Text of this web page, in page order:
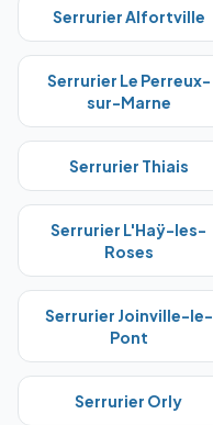
SerrurierAlfortville
Serrurier Le Perreux-
sur-Marne
Serrurier Thiais
Serrurier L'Haÿ-les-
Roses
Serrurier Joinville-le-
Pont
Serrurier Orly